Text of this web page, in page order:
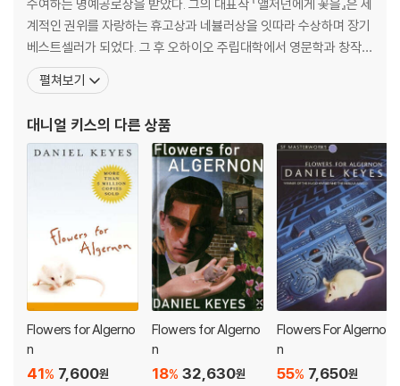
n extraordinary lab mouse. In poignant diary entries, Charlie tel
ls how a brain operation increases his IQ and changes his life. A
s the experimental procedure takes effect, Charlie's intelligen
ce expands until it surpasses that of the doctors who enginee
red his metamorphosis. The experiment seems to be a scient
gins his sudden, unexpected deterioration. Will the same hap
pen to Charlie? An American classic that inspired the award-w
inning movie Charly.
수여하는 명예공로상을 받았다. 그의 대표작 『앨저넌에게 꽃을』은 세
계적인 권위를 자랑하는 휴고상과 네뷸러상을 잇따라 수상하며 장기
베스트셀러가 되었다. 그 후 오하이오 주립대학에서 영문학과 창작을
가르치는 한편, 여러 정신과 의사와 함께 다중인격 환자를 직접 관찰
하며 다중인격장애(정식 명칭 : 해리성정체장애)에 대해 연구하기 시
밀리건의 실화를 극화한 『빌리 밀리건』은 전 세계적으로 엄청난
펼쳐보기
대니얼 키스의 다른 상품
Flowers for Algerno
n
7,600원
41%
Flowers for Algerno
n
32,630원
18%
Flowers For Algerno
n
7,650원
55%